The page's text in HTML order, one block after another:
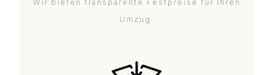
Wir bieten transparente Festpreise für Ihren
Umzug.